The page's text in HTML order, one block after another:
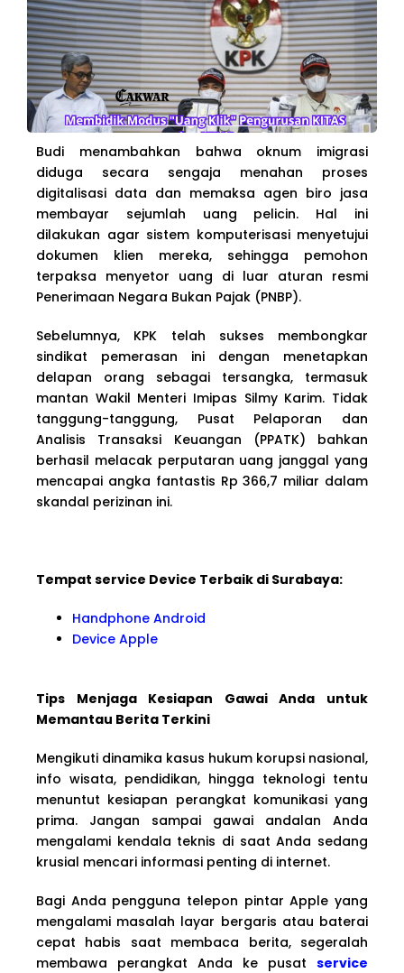
Budi menambahkan bahwa oknum imigrasi
diduga secara sengaja menahan proses
digitalisasi data dan memaksa agen biro jasa
membayar sejumlah uang pelicin. Hal ini
dilakukan agar sistem komputerisasi menyetujui
dokumen klien mereka, sehingga pemohon
terpaksa menyetor uang di luar aturan resmi
Penerimaan Negara Bukan Pajak (PNBP).
Sebelumnya, KPK telah sukses membongkar
sindikat pemerasan ini dengan menetapkan
delapan orang sebagai tersangka, termasuk
mantan Wakil Menteri Imipas Silmy Karim. Tidak
tanggung-tanggung, Pusat Pelaporan dan
Analisis Transaksi Keuangan (PPATK) bahkan
berhasil melacak perputaran uang janggal yang
mencapai angka fantastis Rp 366,7 miliar dalam
skandal perizinan ini.
Tempat service Device Terbaik di Surabaya:
Handphone Android
Device Apple
Tips Menjaga Kesiapan Gawai Anda untuk
Memantau Berita Terkini
Mengikuti dinamika kasus hukum korupsi nasional,
info wisata, pendidikan, hingga teknologi tentu
menuntut kesiapan perangkat komunikasi yang
prima. Jangan sampai gawai andalan Anda
mengalami kendala teknis di saat Anda sedang
krusial mencari informasi penting di internet.
Bagi Anda pengguna telepon pintar Apple yang
mengalami masalah layar bergaris atau baterai
cepat habis saat membaca berita, segeralah
membawa perangkat Anda ke pusat service